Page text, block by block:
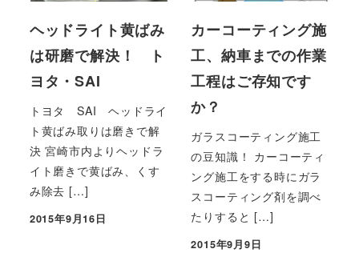
ヘッドライト黄ばみ
は研磨で解決！ ト
ヨタ・SAI
トヨタ SAI ヘッドライ
ト黄ばみ取りは磨きで解
決 宮崎市内よりヘッドラ
イト磨きで黄ばみ、くす
み除去 […]
投稿日
2015年9月16日
カーコーティング施
工、納車までの作業
工程はご存知です
か？
ガラスコーティング施工
の豆知識！ カーコーティ
ング施工をする時にガラ
スコーティング剤を調べ
たりすると […]
投稿日
2015年9月9日